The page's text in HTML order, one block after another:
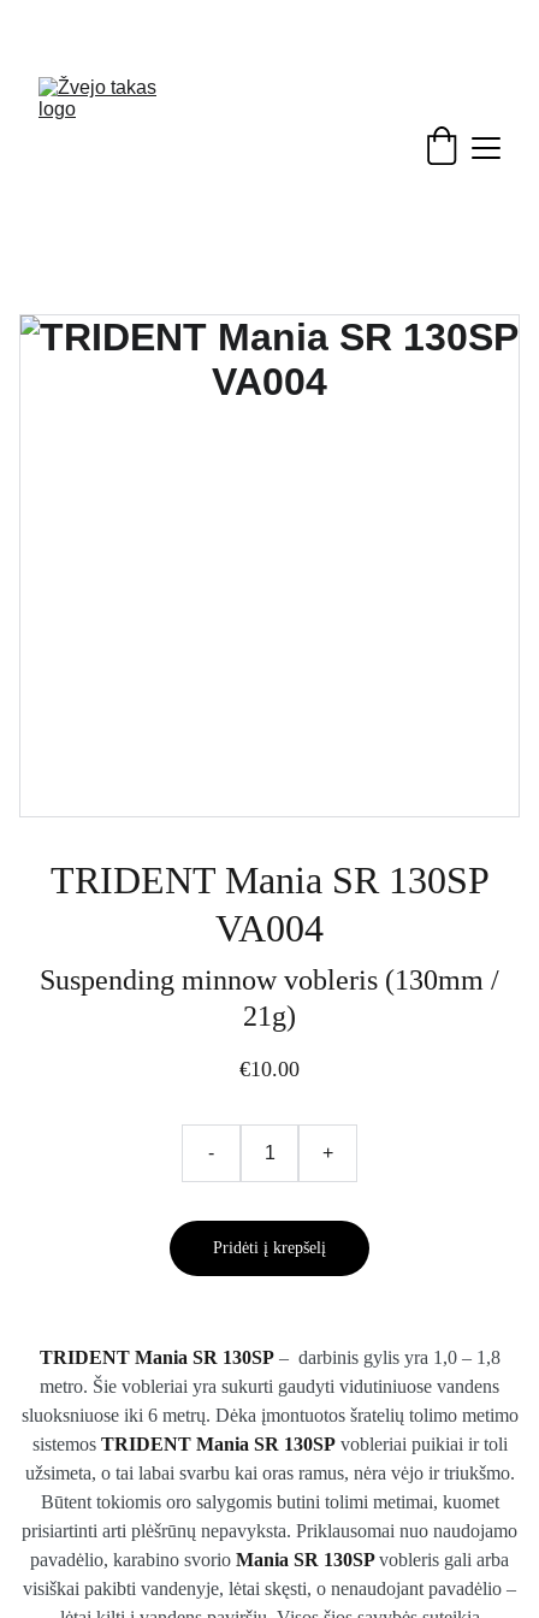
TRIDENT Mania SR 130SP
VA004
Suspending minnow vobleris (130mm /
21g)
€10.00
- +
Pridėti į krepšelį
TRIDENT Mania SR 130SP– darbinis gylis yra 1,0 – 1,8
metro. Šie vobleriai yra sukurti gaudyti vidutiniuose vandens
sluoksniuose iki 6 metrų. Dėka įmontuotos šratelių tolimo metimo
sistemos TRIDENT Mania SR 130SPvobleriai puikiai ir toli
užsimeta, o tai labai svarbu kai oras ramus, nėra vėjo ir triukšmo.
Būtent tokiomis oro salygomis butini tolimi metimai, kuomet
prisiartinti arti plėšrūnų nepavyksta. Priklausomai nuo naudojamo
pavadėlio, karabino svorio Mania SR 130SPvobleris gali arba
visiškai pakibti vandenyje, lėtai skęsti, o nenaudojant pavadėlio –